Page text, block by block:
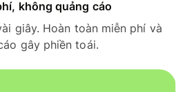
không quảng cáo
giây. Hoàn toàn miễn phí và
gây phiền toái.